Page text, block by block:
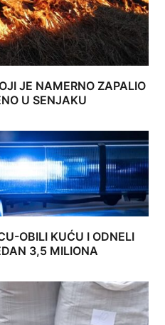
JE NAMERNO ZAPALIO
U SENJAKU
OBILI KUĆU I ODNELI
3,5 MILIONA